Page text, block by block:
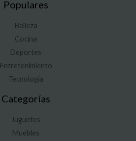
Populares
Belleza
Cocina
Deportes
Entretenimiento
Tecnología
Categorías
Juguetes
Muebles